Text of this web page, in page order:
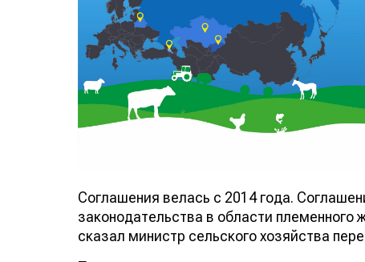
Соглашения велась с 2014 года.
законодательства в области
сказал министр сельского хозяйства